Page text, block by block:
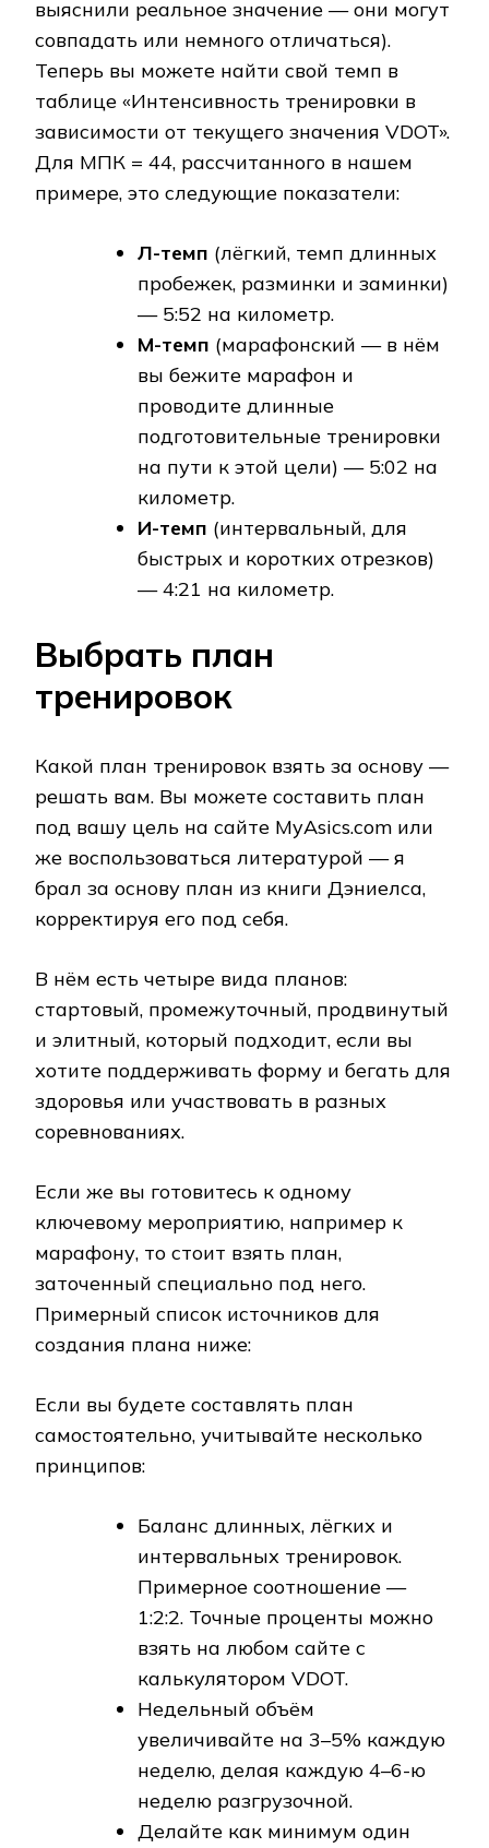
выяснили реальное значение — они могут
совпадать или немного отличаться).
Теперь вы можете найти свой темп в
таблице «Интенсивность тренировки в
зависимости от текущего значения VDOT».
Для МПК = 44, рассчитанного в нашем
примере, это следующие показатели:
Л-темп (лёгкий, темп длинных
пробежек, разминки и заминки)
— 5:52 на километр.
М-темп (марафонский — в нём
вы бежите марафон и
проводите длинные
подготовительные тренировки
на пути к этой цели) — 5:02 на
километр.
И-темп (интервальный, для
быстрых и коротких отрезков)
— 4:21 на километр.
Выбрать план
тренировок
Какой план тренировок взять за основу —
решать вам. Вы можете составить план
под вашу цель на сайте MyAsics.com или
же воспользоваться литературой — я
брал за основу план из книги Дэниелса,
корректируя его под себя.
В нём есть четыре вида планов:
стартовый, промежуточный, продвинутый
и элитный, который подходит, если вы
хотите поддерживать форму и бегать для
здоровья или участвовать в разных
соревнованиях.
Если же вы готовитесь к одному
ключевому мероприятию, например к
марафону, то стоит взять план,
заточенный специально под него.
Примерный список источников для
создания плана ниже:
Если вы будете составлять план
самостоятельно, учитывайте несколько
принципов:
Баланс длинных, лёгких и
интервальных тренировок.
Примерное соотношение —
1:2:2. Точные проценты можно
взять на любом сайте с
калькулятором VDOT.
Недельный объём
увеличивайте на 3–5% каждую
неделю, делая каждую 4–6-ю
неделю разгрузочной.
Делайте как минимум один